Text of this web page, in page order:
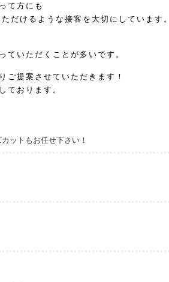
て方にも
だけるような接客を大切にしています。
ていただくことが多いです。
ご提案させていただきます！
ております。
ットもお任せ下さい！